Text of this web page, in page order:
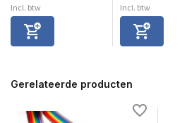
Incl. btw Incl. btw
Gerelateerde producten